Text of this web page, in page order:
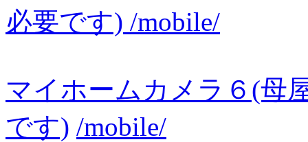
必要です) /mobile/
マイホームカメラ６(母
です) /mobile/